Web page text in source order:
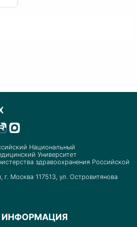
Национальный
Университет
здравоохранения Российской
Москва 117513, ул. Островитянова